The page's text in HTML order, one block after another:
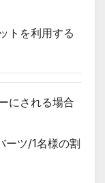
トを利用する
にされる場合
ーツ/1名様の割